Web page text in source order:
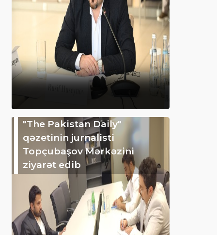
"The Pakistan Daily"
qəzetinin jurnalisti
Topçubaşov Mərkəzini
ziyarət edib